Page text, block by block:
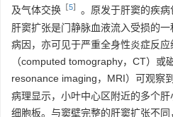
及气体交换 ［5］ 。原发于肝窦的疾
肝窦扩张是门静脉血液流入受损的
病因，亦可见于严重全身性炎症反
（computed tomography，CT）或
resonance imaging，MRI）可观察
病理显示，小叶中心区附近的多个
细胞板。与窦壁完整的肝窦扩张不